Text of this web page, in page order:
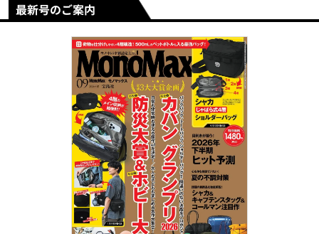
最新号のご案内